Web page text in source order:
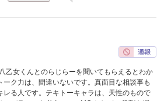
乙女くんとのらじらーを聞いてもらえるとわか
ーク力は、間違いないです。真面目な相談事も
レる人です。テキトーキャラは、天性のもので